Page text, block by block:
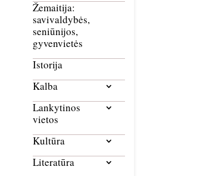
Žemaitija:
savivaldybės,
seniūnijos,
gyvenvietės
Istorija
Kalba
Lankytinos
vietos
Kultūra
Literatūra